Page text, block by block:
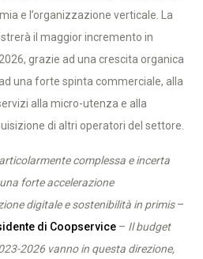
e l’organizzazione verticale. La
il maggior incremento in
grazie ad una crescita organica
una forte spinta commerciale, alla
alla micro-utenza e alla
di altri operatori del settore.
complessa e incerta
forte accelerazione
digitale e sostenibilità in primis–
di Coopservice – Il budget
2026 vanno in questa direzione,